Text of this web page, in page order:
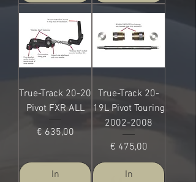
True-Track 20-20
Pivot FXR ALL
Prijs
€ 635,00
In
True-Track 20-
19L Pivot Touring
2002-2008
Prijs
€ 475,00
In